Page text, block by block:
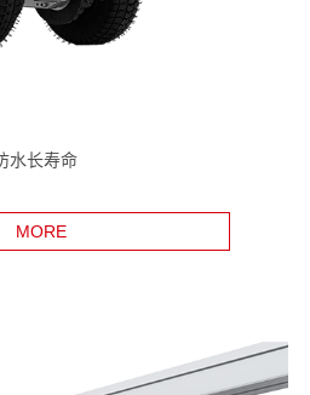
水长寿命
MORE